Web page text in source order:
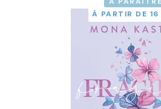
À PARTIR DE 16